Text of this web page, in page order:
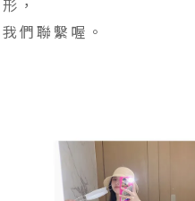
，
們聯繫喔。